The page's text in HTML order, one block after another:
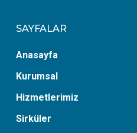
SAYFALAR
Anasayfa
Kurumsal
Hizmetlerimiz
Sirküler